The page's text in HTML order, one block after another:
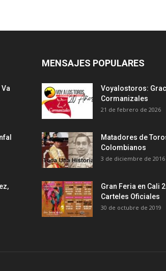
MENSAJES POPULARES
Voyalostoros:
Cormanizales
21 de febrero de 2026
Matadores de
Colombianos
3 de diciembre de 2016
Gran Feria en Cali
Carteles Oficiales
30 de octubre de 2019